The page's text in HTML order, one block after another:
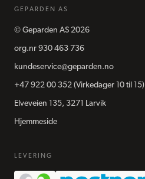
GEPARDEN AS
© Geparden AS 2026
org.nr 930 463 736
kundeservice@geparden.no
+47 922 00 352 (Virkedager 10 til 15)
Elveveien 135, 3271 Larvik
Hjemmeside
LEVERING